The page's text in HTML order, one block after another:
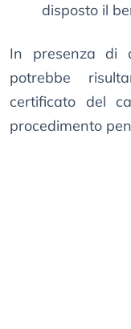
disposto il
In presenza di
potrebbe
certificato del
procedimento